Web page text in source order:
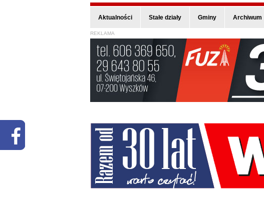
Aktualności Stałe działy Gminy Archiwum
REKLAMA